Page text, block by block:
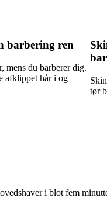
barbering ren
mens du barberer dig.
afklippet hår i og
tør
i blot fem